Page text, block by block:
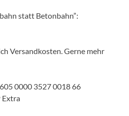
statt Betonbahn”:
Versandkosten. Gerne mehr
0000 3527 0018 66
Extra